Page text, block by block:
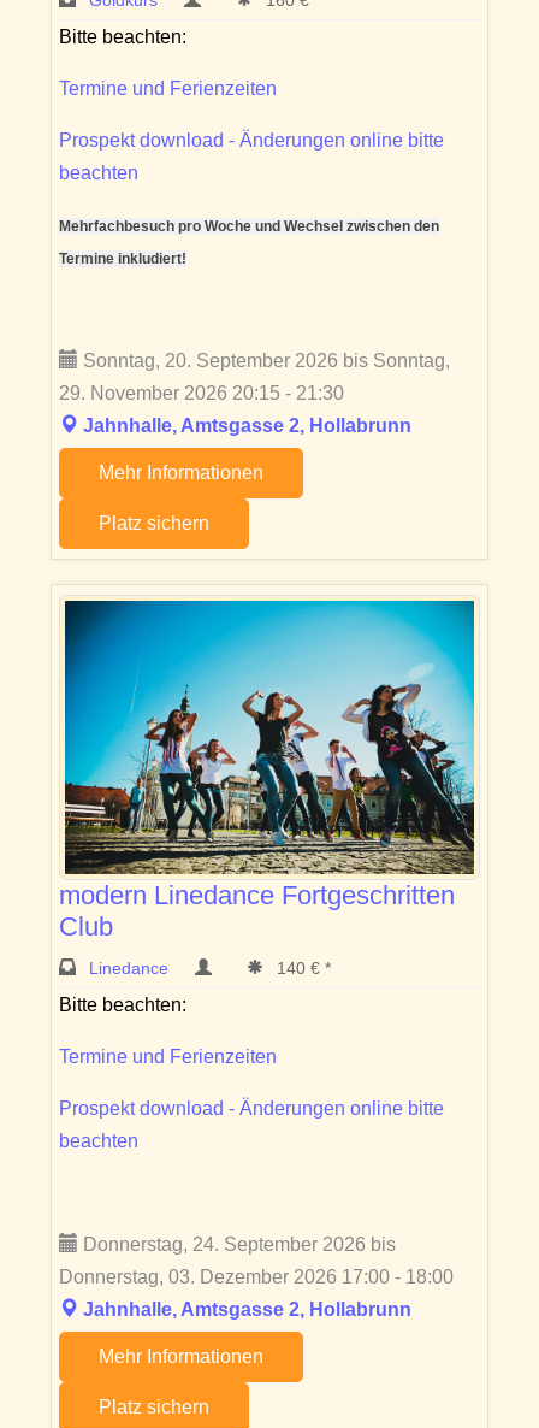
Bitte beachten:
Termine und Ferienzeiten
Prospekt download - Änderungen online bitte
beachten
Mehrfachbesuch pro Woche und Wechsel zwischen den
Termine inkludiert!
Sonntag, 20. September 2026 bis Sonntag,
29. November 2026 20:15 - 21:30
Jahnhalle, Amtsgasse 2, Hollabrunn
Mehr Informationen
Platz sichern
modern Linedance Fortgeschritten
Club
Linedance 140 € *
Bitte beachten:
Termine und Ferienzeiten
Prospekt download - Änderungen online bitte
beachten
Donnerstag, 24. September 2026 bis
Donnerstag, 03. Dezember 2026 17:00 - 18:00
Jahnhalle, Amtsgasse 2, Hollabrunn
Mehr Informationen
Platz sichern